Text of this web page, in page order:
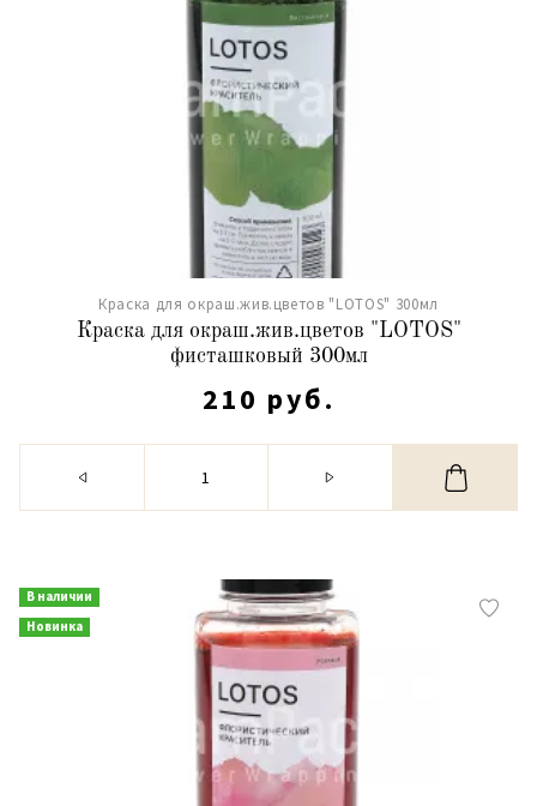
Краска для окраш.жив.цветов "LOTOS" 300мл
Краска для окраш.жив.цветов "LOTOS"
фисташковый 300мл
210 руб.
В наличии
Новинка